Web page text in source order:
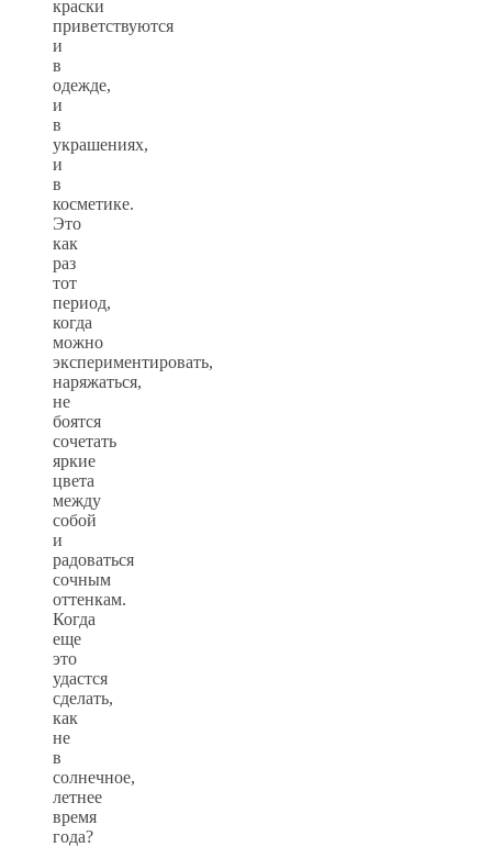
краски
приветствуются
и
в
одежде,
и
в
украшениях,
и
в
косметике.
Это
как
раз
тот
период,
когда
можно
экспериментировать,
наряжаться,
не
боятся
сочетать
яркие
цвета
между
собой
и
радоваться
сочным
оттенкам.
Когда
еще
это
удастся
сделать,
как
не
в
солнечное,
летнее
время
года?